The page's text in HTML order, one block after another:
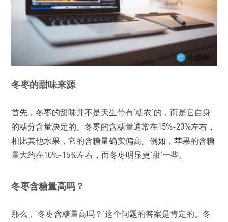
冬枣的甜味来源
首先，冬枣的甜味并不是天生带有‘糖衣’的，而是它自身
的糖分含量决定的。冬枣的含糖量通常在15%-20%左右，
相比其他水果，它的含糖量确实偏高。例如，苹果的含糖
量大约在10%-15%左右，而冬枣明显更‘甜’一些。
冬枣含糖量高吗？
那么，‘冬枣含糖量高吗？’这个问题的答案是肯定的。冬